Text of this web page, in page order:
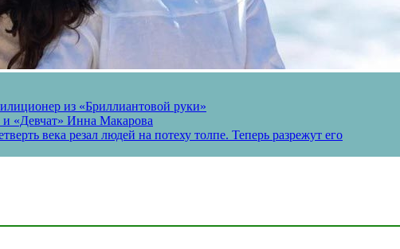
из «Бриллиантовой руки»
и «Девчат» Инна Макарова
века резал людей на потеху толпе. Теперь разрежут его